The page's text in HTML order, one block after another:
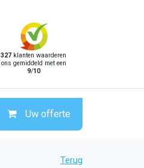
327 klanten waarderen
ons gemiddeld met een
9/10
Uw offerte
Terug